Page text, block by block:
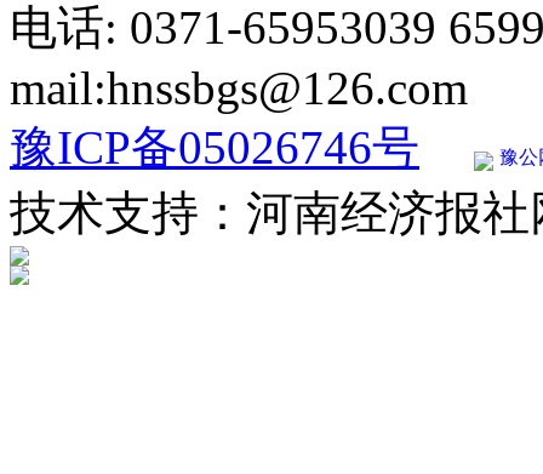
电话: 0371-65953039
mail:hnssbgs@126.com
豫ICP备05026746号
豫公
技术支持：河南经济报社